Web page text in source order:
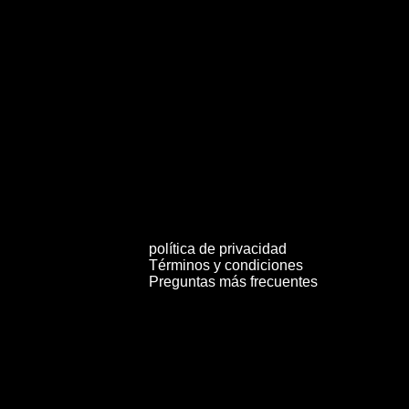
política de privacidad
Términos y condiciones
Preguntas más frecuentes